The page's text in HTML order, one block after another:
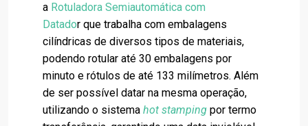
a Rotuladora Semiautomática com
Datador que trabalha com embalagens
cilíndricas de diversos tipos de materiais,
podendo rotular até 30 embalagens por
minuto e rótulos de até 133 milímetros. Além
de ser possível datar na mesma operação,
utilizando o sistema hot stamping por termo